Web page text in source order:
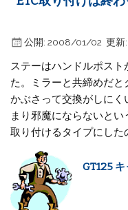
公開: 2008/01/02 更新:
ステーはハンドルポス
た。ミラーと共締めだ
かぶさって交換がしに
まり邪魔にならないと
取り付けるタイプにした
GT125